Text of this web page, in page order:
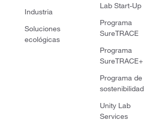
Industria
Soluciones
ecológicas
Lab Start-Up
Programa
SureTRACE
Programa
SureTRACE+
Programa de
sostenibilidad
Unity Lab
Services